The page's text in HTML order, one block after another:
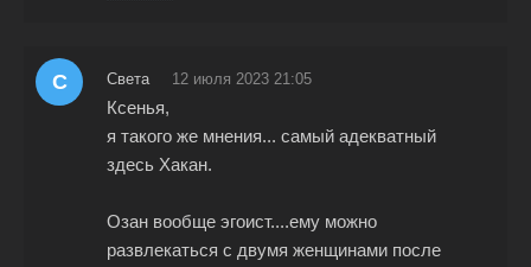
С Света 12 июля 2023 21:05
Ксенья,
я такого же мнения... самый адекватный
здесь Хакан.
Озан вообще эгоист....ему можно
развлекаться с двумя женщинами после